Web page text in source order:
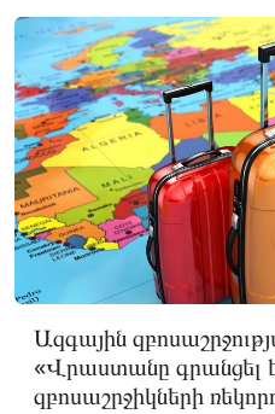
Ազգային
«Վրաստանը գրանցել
զբոսաշրջիկների